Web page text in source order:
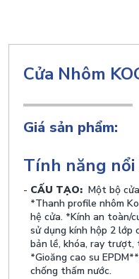
Cửa Nhôm
Giá sản phẩm:
Tính năng
CẤU TẠO: Một bộ
*Thanh profile nhôm
hệ cửa. *Kính an toàn/
sử dụng kính hộp 2 lớp
bản lề, khóa, ray trượt,
*Gioăng cao su
chống thấm nước.